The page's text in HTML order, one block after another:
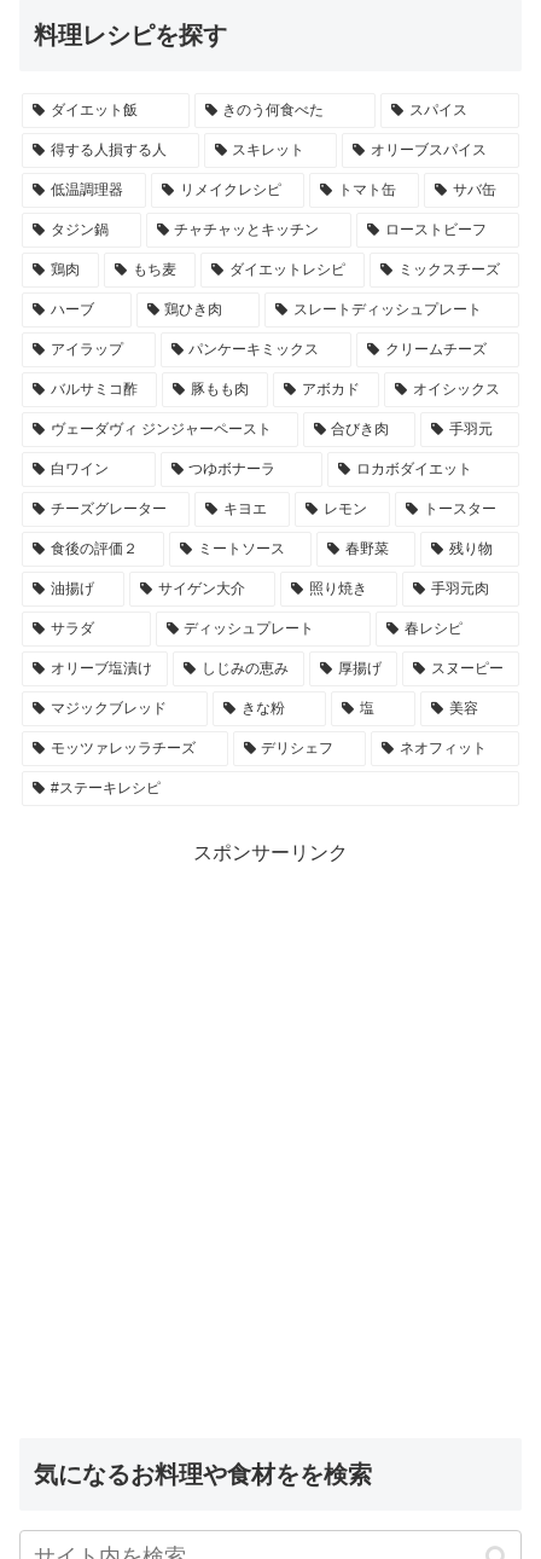
料理レシピを探す
ダイエット飯 きのう何食べた スパイス
得する人損する人 スキレット オリーブスパイス
低温調理器 リメイクレシピ トマト缶 サバ缶
タジン鍋 チャチャッとキッチン ローストビーフ
鶏肉 もち麦 ダイエットレシピ ミックスチーズ
ハーブ 鶏ひき肉 スレートディッシュプレート
アイラップ パンケーキミックス クリームチーズ
バルサミコ酢 豚もも肉 アボカド オイシックス
ヴェーダヴィ ジンジャーペースト 合びき肉 手羽元
白ワイン つゆボナーラ ロカボダイエット
チーズグレーター キヨエ レモン トースター
食後の評価２ ミートソース 春野菜 残り物
油揚げ サイゲン大介 照り焼き 手羽元肉
サラダ ディッシュプレート 春レシピ
オリーブ塩漬け しじみの恵み 厚揚げ スヌーピー
マジックブレッド きな粉 塩 美容
モッツァレッラチーズ デリシェフ ネオフィット
#ステーキレシピ
スポンサーリンク
気になるお料理や食材をを検索